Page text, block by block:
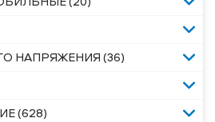
НАПРЯЖЕНИЯ (36)
(628)